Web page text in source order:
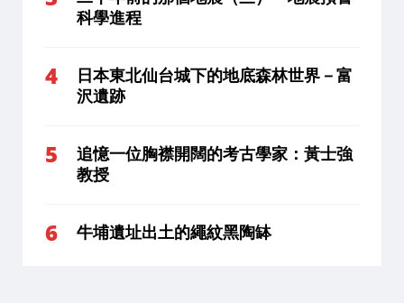
科學進程
日本東北仙台城下的地底森林世界－富
沢遺跡
追憶一位胸襟開闊的考古學家：黃士強
教授
牛埔遺址出土的繩紋黑陶缽